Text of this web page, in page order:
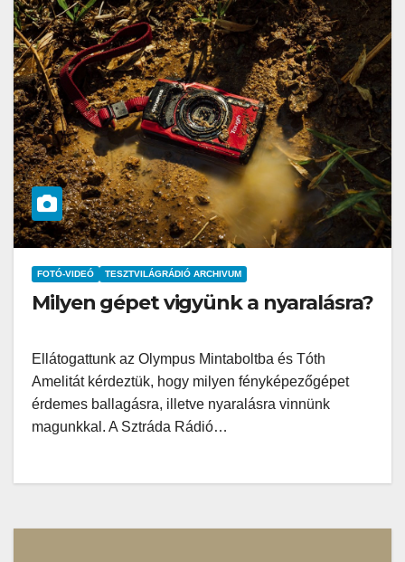
FOTÓ-VIDEÓ TESZTVILÁGRÁDIÓ ARCHIVUM
Milyen gépet vigyünk a nyaralásra?
Ellátogattunk az Olympus Mintaboltba és Tóth
Amelitát kérdeztük, hogy milyen fényképezőgépet
érdemes ballagásra, illetve nyaralásra vinnünk
magunkkal. A Sztráda Rádió…